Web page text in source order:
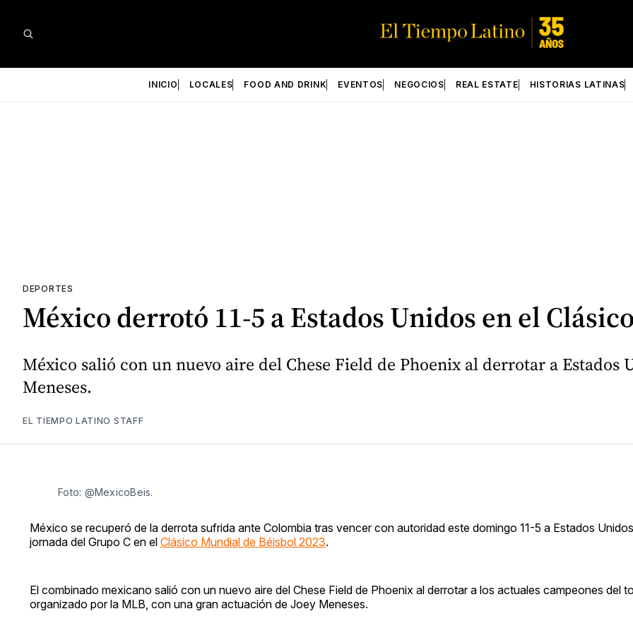
INICIO LOCALES FOOD AND DRINK EVENTOS NEGOCIOS REAL ESTATE HISTORIAS LATINAS
DEPORTES
México derrotó 11-5 a Estados Unidos en el
México salió con un nuevo aire del Chese Field de Phoenix al derrotar a Estados
Meneses.
EL TIEMPO LATINO STAFF
Foto: @MexicoBeis.
México se recuperó de la derrota sufrida ante Colombia tras vencer con autoridad este domingo 11-5 a Estados
jornada del Grupo C en el Clásico Mundial de Béisbol 2023.
El combinado mexicano salió con un nuevo aire del Chese Field de Phoenix al derrotar a los actuales campeones del
organizado por la MLB, con una gran actuación de Joey Meneses.